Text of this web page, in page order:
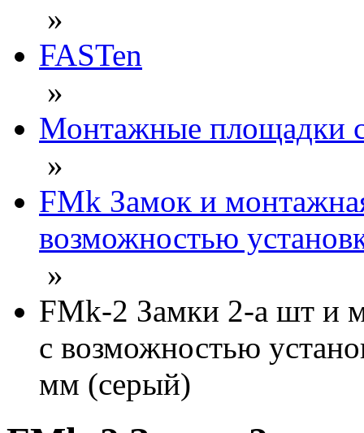
»
FASTen
»
Монтажные площадки
»
FMk Замок и
возможностью
»
FMk-2 Замки 2-а шт и
с возможностью
мм (серый)